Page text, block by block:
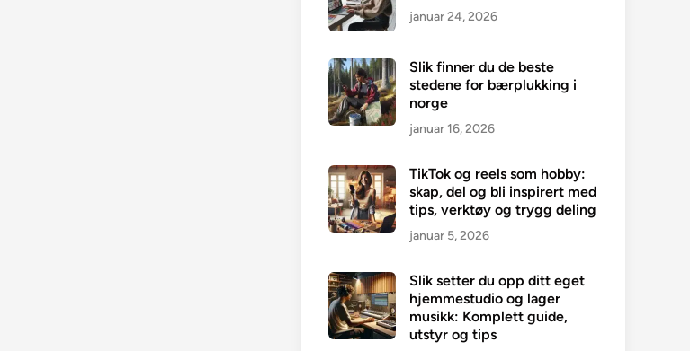
januar 24, 2026
Slik finner du de beste
stedene for bærplukking i
norge
januar 16, 2026
TikTok og reels som hobby:
skap, del og bli inspirert med
tips, verktøy og trygg deling
januar 5, 2026
Slik setter du opp ditt eget
hjemmestudio og lager
musikk: Komplett guide,
utstyr og tips